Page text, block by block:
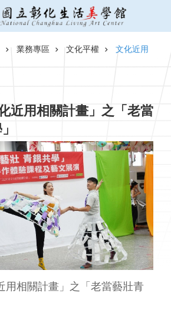
業務專區 文化平權 文化近用
近用相關計畫」之「老當
用相關計畫」之「老當藝壯青